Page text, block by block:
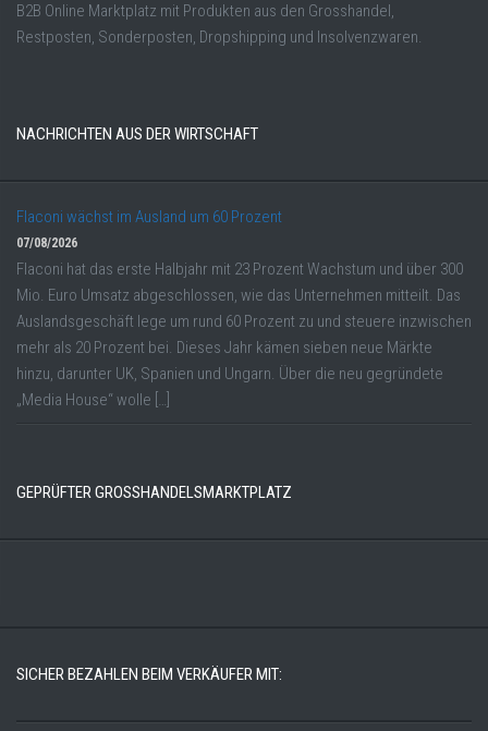
B2B Online Marktplatz mit Produkten aus den Grosshandel,
Restposten, Sonderposten, Dropshipping und Insolvenzwaren.
NACHRICHTEN AUS DER WIRTSCHAFT
Flaconi wächst im Ausland um 60 Prozent
07/08/2026
Flaconi hat das erste Halbjahr mit 23 Prozent Wachstum und über 300
Mio. Euro Umsatz abgeschlossen, wie das Unternehmen mitteilt. Das
Auslandsgeschäft lege um rund 60 Prozent zu und steuere inzwischen
mehr als 20 Prozent bei. Dieses Jahr kämen sieben neue Märkte
hinzu, darunter UK, Spanien und Ungarn. Über die neu gegründete
„Media House“ wolle […]
GEPRÜFTER GROSSHANDELSMARKTPLATZ
SICHER BEZAHLEN BEIM VERKÄUFER MIT: